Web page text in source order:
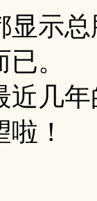
显示
。
近几
！